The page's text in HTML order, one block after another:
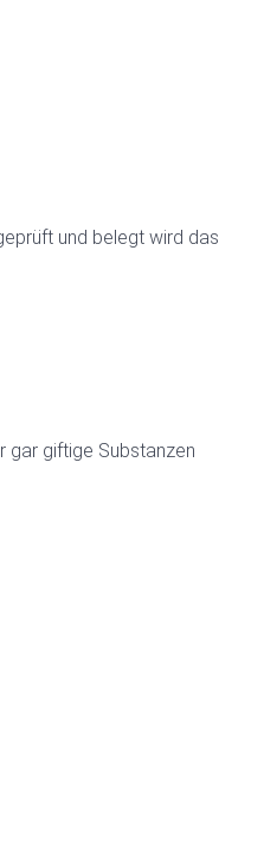
und belegt wird das
gar giftige Substanzen